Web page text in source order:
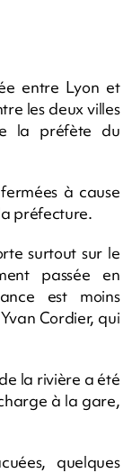
entre Lyon et
les deux villes
la préfète du
à cause
préfecture.
surtout sur le
passée en
est moins
Cordier, qui
la rivière a été
à la gare,
quelques